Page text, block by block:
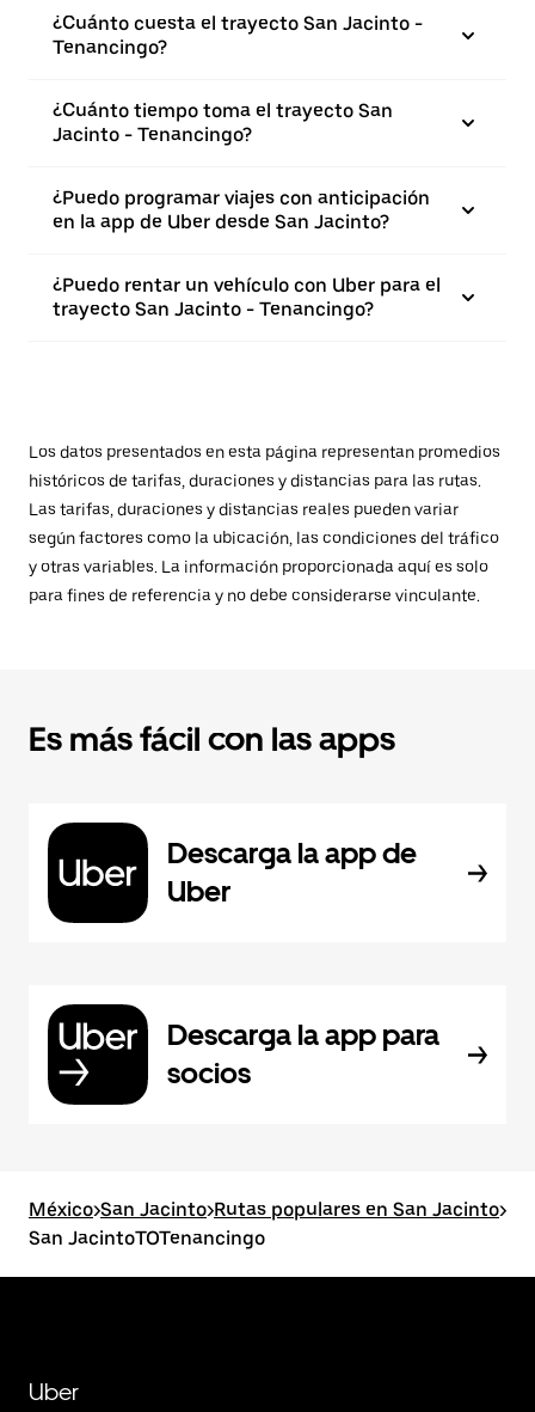
¿Cuánto cuesta el trayecto San Jacinto -
Tenancingo?
¿Cuánto tiempo toma el trayecto San
Jacinto - Tenancingo?
¿Puedo programar viajes con anticipación
en la app de Uber desde San Jacinto?
¿Puedo rentar un vehículo con Uber para el
trayecto San Jacinto - Tenancingo?
Los datos presentados en esta página representan promedios
históricos de tarifas, duraciones y distancias para las rutas.
Las tarifas, duraciones y distancias reales pueden variar
según factores como la ubicación, las condiciones del tráfico
y otras variables. La información proporcionada aquí es solo
para fines de referencia y no debe considerarse vinculante.
Es más fácil con las apps
Descarga la app de
Uber
Descarga la app para
socios
México>San Jacinto>Rutas populares en San Jacinto>
San JacintoTOTenancingo
Uber